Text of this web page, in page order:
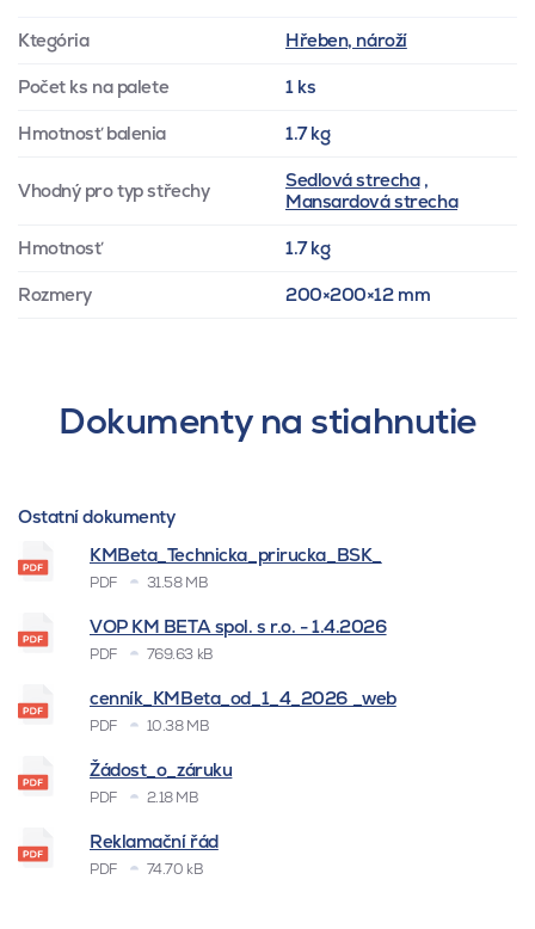
Ktegória Hřeben, nároží
Počet ks na palete 1 ks
Hmotnosť balenia 1.7 kg
Vhodný pro typ střechy Sedlová strecha,
Mansardová strecha
Hmotnosť 1.7 kg
Rozmery 200×200×12 mm
Dokumenty na stiahnutie
Ostatní dokumenty
KMBeta_Technicka_prirucka_BSK_
PDF 31.58 MB
VOP KM BETA spol. s r.o. - 1.4.2026
PDF 769.63 kB
cenník_KMBeta_od_1_4_2026 _web
PDF 10.38 MB
Žádost_o_záruku
PDF 2.18 MB
Reklamační řád
PDF 74.70 kB